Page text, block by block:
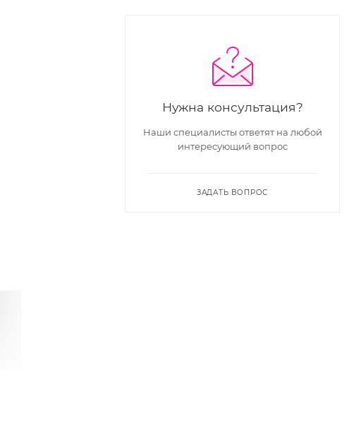
Нужна консультация?
Наши специалисты ответят на любой
интересующий вопрос
ЗАДАТЬ ВОПРОС